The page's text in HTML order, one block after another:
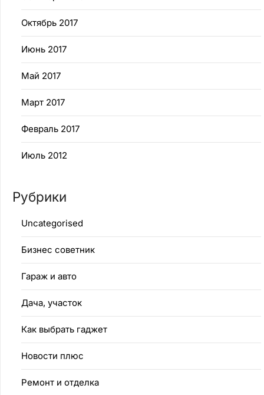
Октябрь 2017
Июнь 2017
Май 2017
Март 2017
Февраль 2017
Июль 2012
Рубрики
Uncategorised
Бизнес советник
Гараж и авто
Дача, участок
Как выбрать гаджет
Новости плюс
Ремонт и отделка